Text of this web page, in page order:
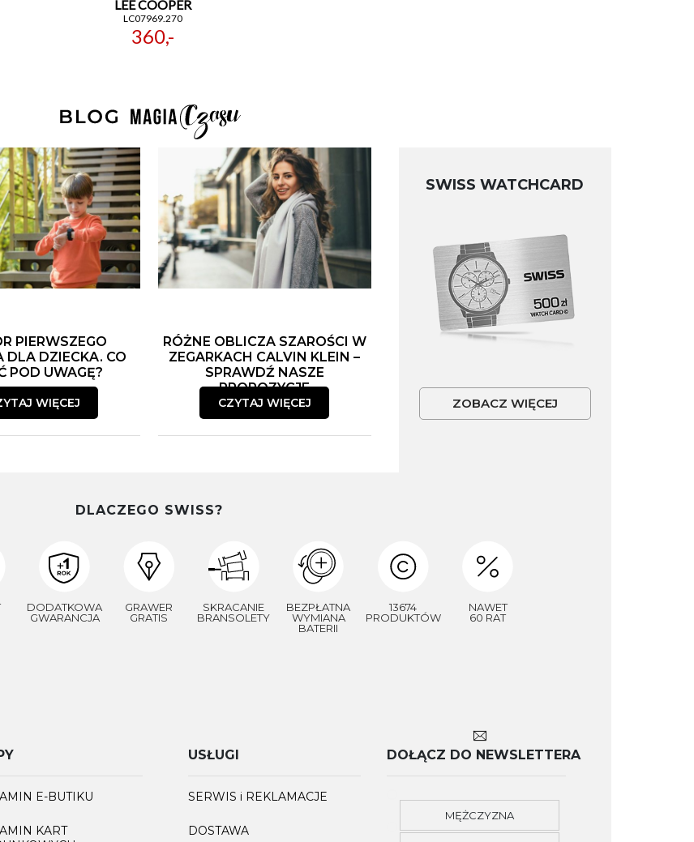
LEE COOPER
LC07969.270
360,-
PIERWSZEGO
DLA DZIECKA. CO
POD UWAGĘ?
WIĘCEJ
RÓŻNE OBLICZA SZAROŚCI W
ZEGARKACH CALVIN KLEIN –
SPRAWDŹ NASZE
PROPOZYCJE
CZYTAJ WIĘCEJ
SWISS WATCHCARD
ZOBACZ WIĘCEJ
DLACZEGO SWISS?
DODATKOWA
GWARANCJA
GRAWER
GRATIS
SKRACANIE
BRANSOLETY
BEZPŁATNA
WYMIANA
BATERII
13674
PRODUKTÓW
NAWET
60 RAT
E-BUTIKU
KART
USŁUGI
SERWIS i REKLAMACJE
DOSTAWA
DOŁĄCZ DO NEWSLETTERA
MĘŻCZYZNA